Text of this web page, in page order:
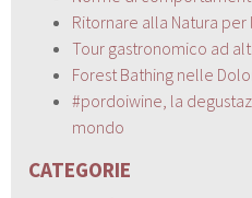
Ritornare alla Natura per
Tour gastronomico ad
Forest Bathing nelle
#pordoiwine, la
mondo
CATEGORIE